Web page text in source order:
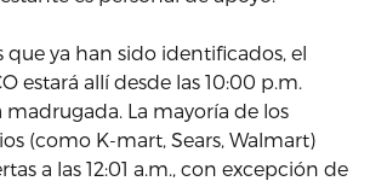
que ya han sido identificados, el
estará allí desde las 10:00 p.m.
madrugada. La mayoría de los
(como K-mart, Sears, Walmart)
a las 12:01 a.m., con excepción de